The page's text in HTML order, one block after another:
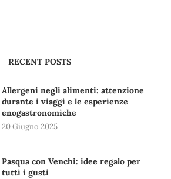
RECENT POSTS
Allergeni negli alimenti: attenzione
durante i viaggi e le esperienze
enogastronomiche
20 Giugno 2025
Pasqua con Venchi: idee regalo per
tutti i gusti